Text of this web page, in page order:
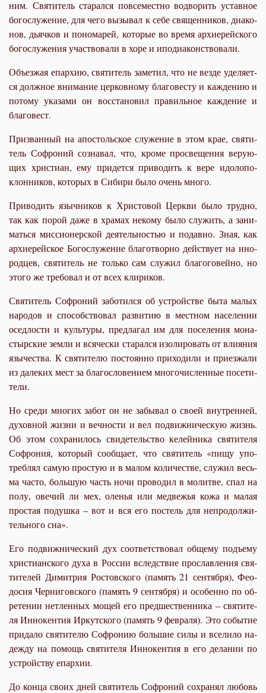
ним. Свя­ти­тель ста­рал­ся по­все­мест­но во­дво­рить устав­ное
бо­го­слу­же­ние, для че­го вы­зы­вал к се­бе свя­щен­ни­ков, диа­ко­
нов, дьяч­ков и по­но­ма­рей, ко­то­рые во вре­мя ар­хи­ерей­ско­го
бо­го­слу­же­ния участ­во­ва­ли в хо­ре и ипо­ди­а­кон­ство­ва­ли.
Объ­ез­жая епар­хию, свя­ти­тель за­ме­тил, что не вез­де уде­ля­ет­
ся долж­ное вни­ма­ние цер­ков­но­му бла­го­ве­сту и каж­де­нию и
по­то­му ука­за­ми он вос­ста­но­вил пра­виль­ное каж­де­ние и
бла­го­вест.
При­зван­ный на апо­столь­ское слу­же­ние в этом крае, свя­ти­
тель Со­фро­ний со­зна­вал, что, кро­ме про­све­ще­ния ве­ру­ю­
щих хри­сти­ан, ему при­дет­ся при­во­дить к ве­ре идо­ло­по­
клон­ни­ков, ко­то­рых в Си­би­ри бы­ло очень мно­го.
При­во­дить языч­ни­ков к Хри­сто­вой Церк­ви бы­ло труд­но,
так как по­рой да­же в хра­мах неко­му бы­ло слу­жить, а за­ни­
мать­ся мис­си­о­нер­ской де­я­тель­но­стью и по­дав­но. Зная, как
ар­хи­ерей­ское Бо­го­слу­же­ние бла­го­твор­но дей­ству­ет на ино­
род­цев, свя­ти­тель не толь­ко сам слу­жил бла­го­го­вей­но, но
это­го же тре­бо­вал и от всех кли­ри­ков.
Свя­ти­тель Со­фро­ний за­бо­тил­ся об устрой­стве бы­та ма­лых
на­ро­дов и спо­соб­ство­вал раз­ви­тию в мест­ном на­се­ле­нии
осед­ло­сти и куль­ту­ры, пред­ла­гал им для по­се­ле­ния мо­на­
стыр­ские зем­ли и вся­че­ски ста­рал­ся изо­ли­ро­вать от вли­я­ния
язы­че­ства. К свя­ти­те­лю по­сто­ян­но при­хо­ди­ли и при­ез­жа­ли
из да­ле­ких мест за бла­го­сло­ве­ни­ем мно­го­чис­лен­ные по­се­ти­
те­ли.
Но сре­ди мно­гих за­бот он не за­бы­вал о сво­ей внут­рен­ней,
ду­хов­ной жиз­ни и веч­но­сти и вел по­движ­ни­че­скую жизнь.
Об этом со­хра­ни­лось сви­де­тель­ство ке­лей­ни­ка свя­ти­те­ля
Со­фро­ния, ко­то­рый со­об­ща­ет, что свя­ти­тель «пи­щу упо­
треб­лял са­мую про­стую и в ма­лом ко­ли­че­стве, слу­жил весь­
ма ча­сто, боль­шую часть но­чи про­во­дил в мо­лит­ве, спал на
по­лу, ове­чий ли мех, оле­нья или мед­ве­жья ко­жа и ма­лая
про­стая по­душ­ка – вот и вся его по­стель для непро­дол­жи­
тель­но­го сна».
Его по­движ­ни­че­ский дух со­от­вет­ство­вал об­ще­му подъ­ему
хри­сти­ан­ско­го ду­ха в Рос­сии вслед­ствие про­слав­ле­ния свя­
ти­те­лей Ди­мит­рия Ро­стов­ско­го (па­мять 21 сен­тяб­ря), Фе­о­
до­сия Чер­ни­гов­ско­го (па­мять 9 сен­тяб­ря) и осо­бен­но по об­
ре­те­нии нетлен­ных мо­щей его пред­ше­ствен­ни­ка – свя­ти­те­
ля Ин­но­кен­тия Ир­кут­ско­го (па­мять 9 фев­ра­ля). Это со­бы­тие
при­да­ло свя­ти­те­лю Со­фро­нию боль­шие си­лы и все­ли­ло на­
деж­ду на по­мощь свя­ти­те­ля Ин­но­кен­тия в его де­ла­нии по
устрой­ству епар­хии.
До кон­ца сво­их дней свя­ти­тель Со­фро­ний со­хра­нял лю­бовь